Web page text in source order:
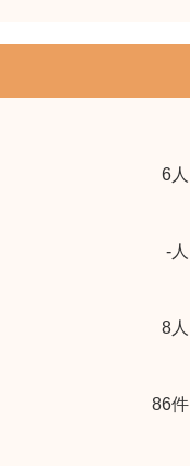
6 人
- 人
8 人
86件